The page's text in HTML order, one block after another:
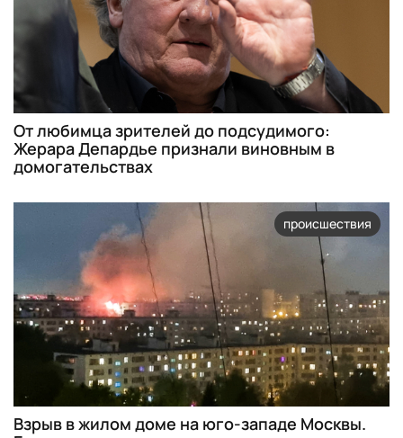
От любимца зрителей до подсудимого:
Жерара Депардье признали виновным в
домогательствах
происшествия
Взрыв в жилом доме на юго-западе Москвы.